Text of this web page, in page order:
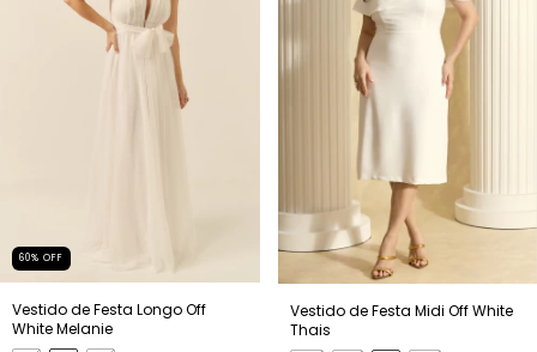
60% OFF
Vestido de Festa Longo Off
White Melanie
Vestido de Festa Midi Off White
Thais